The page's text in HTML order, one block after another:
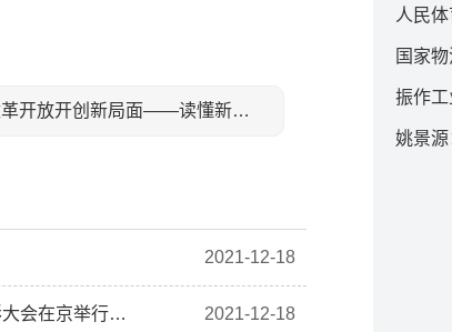
下一篇: 改革开放开创新局面——读懂新时代④
2021-12-18
各民主党派、工商联、无党派人士为全面建成小康社会作贡献评选表彰大会在京举行 汪洋出席并讲话 2021-12-18